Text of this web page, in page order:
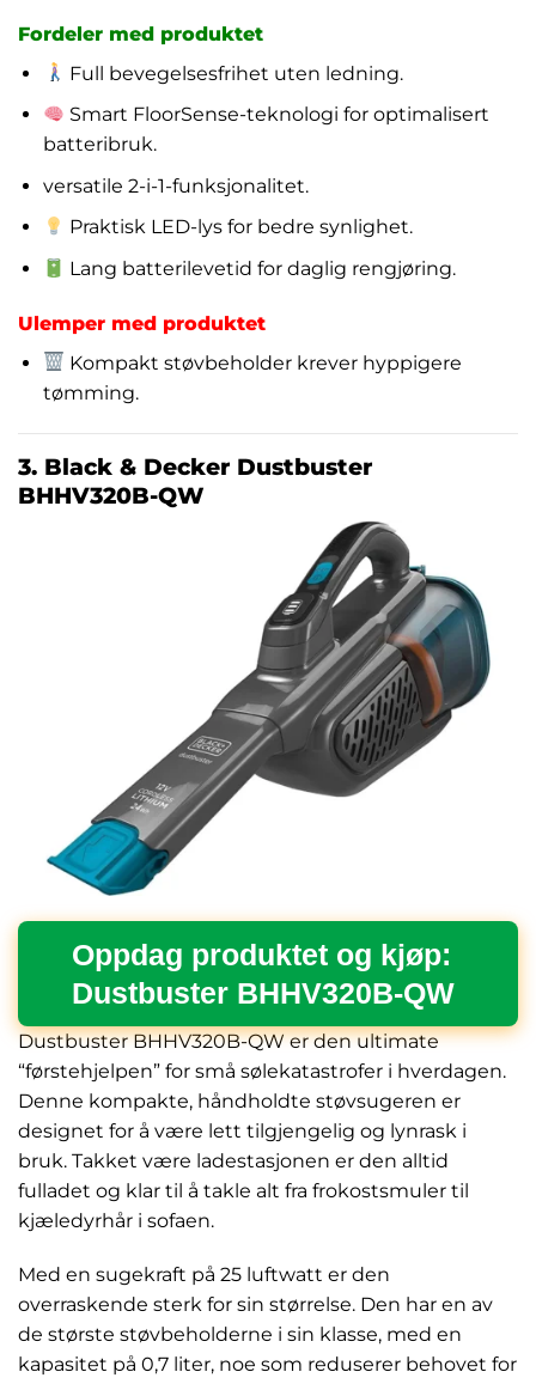
Fordeler med produktet
Full bevegelsesfrihet uten ledning.
Smart FloorSense-teknologi for optimalisert
batteribruk.
versatile 2-i-1-funksjonalitet.
Praktisk LED-lys for bedre synlighet.
Lang batterilevetid for daglig rengjøring.
Ulemper med produktet
Kompakt støvbeholder krever hyppigere
tømming.
3. Black & Decker Dustbuster
BHHV320B-QW
Oppdag produktet og kjøp:
Dustbuster BHHV320B-QW
Dustbuster BHHV320B-QW er den ultimate
“førstehjelpen” for små sølekatastrofer i hverdagen.
Denne kompakte, håndholdte støvsugeren er
designet for å være lett tilgjengelig og lynrask i
bruk. Takket være ladestasjonen er den alltid
fulladet og klar til å takle alt fra frokostsmuler til
kjæledyrhår i sofaen.
Med en sugekraft på 25 luftwatt er den
overraskende sterk for sin størrelse. Den har en av
de største støvbeholderne i sin klasse, med en
kapasitet på 0,7 liter, noe som reduserer behovet for